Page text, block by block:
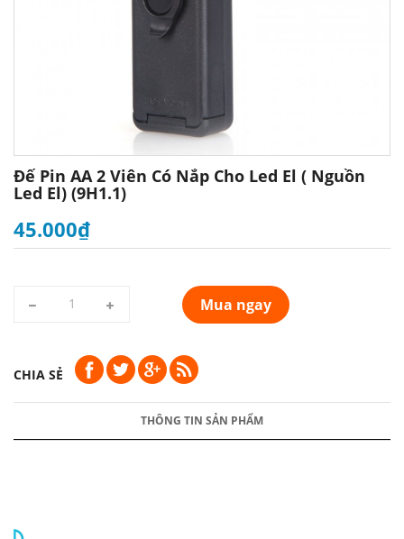
Đế Pin AA 2 Viên Có Nắp Cho Led El ( Nguồn
Led El) (9H1.1)
45.000₫
Mua ngay
CHIA SẺ
THÔNG TIN SẢN PHẨM